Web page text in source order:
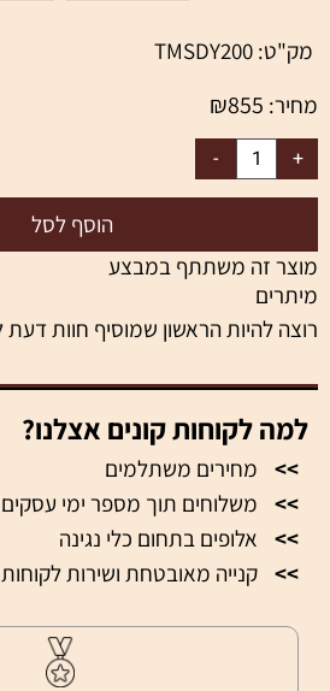
מק"ט: TMSDY200
מחיר:
₪855
הוסף לסל
מוצר זה משתתף במבצע
מיתרים
רוצה להיות הראשון שמוסיף חוות דעת
למה לקוחות קונים אצלנו?
>>
מחירים משתלמים
>>
משלוחים תוך מספר ימי עסקים
>>
אלופים בתחום כלי נגינה
>> קנייה מאובטחת ושירות